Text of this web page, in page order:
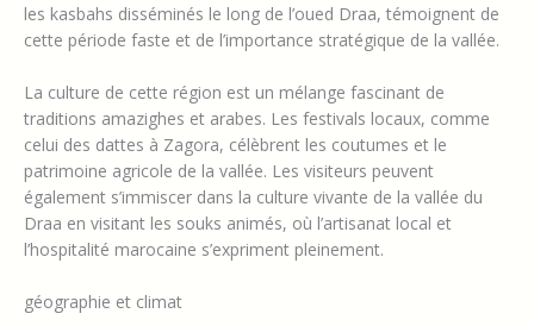
les kasbahs disséminés le long de l’oued Draa, témoignent de
cette période faste et de l’importance stratégique de la vallée.
La culture de cette région est un mélange fascinant de
traditions amazighes et arabes. Les festivals locaux, comme
celui des dattes à Zagora, célèbrent les coutumes et le
patrimoine agricole de la vallée. Les visiteurs peuvent
également s’immiscer dans la culture vivante de la vallée du
Draa en visitant les souks animés, où l’artisanat local et
l’hospitalité marocaine s’expriment pleinement.
géographie et climat